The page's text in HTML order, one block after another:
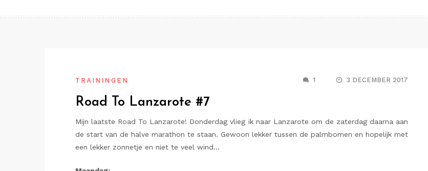
TRAININGEN 1 3 DECEMBER 2017
Road To Lanzarote #7
Mijn laatste Road To Lanzarote! Donderdag vlieg ik naar Lanzarote om de zaterdag daarna aan
de start van de halve marathon te staan. Gewoon lekker tussen de palmbomen en hopelijk met
een lekker zonnetje en niet te veel wind…